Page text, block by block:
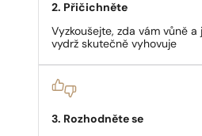
2. Přičichněte
Vyzkoušejte, zda vám vůně a
vydrž skutečně vyhovuje
3. Rozhodněte se